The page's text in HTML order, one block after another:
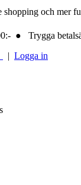
shopping och mer
● Trygga
| Logga in